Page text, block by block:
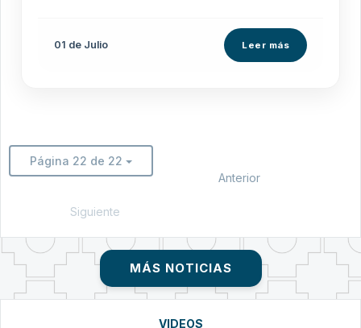
01 de Julio Leer más
Página 22 de 22
Anterior
Siguiente
MÁS NOTICIAS
VIDEOS